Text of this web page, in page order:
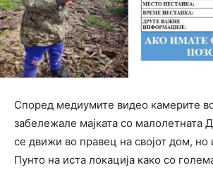
Според медиумите видео камерите
забележале мајката со малолетната
се движи во правец на својот дом, но
Пунто на иста локација како со